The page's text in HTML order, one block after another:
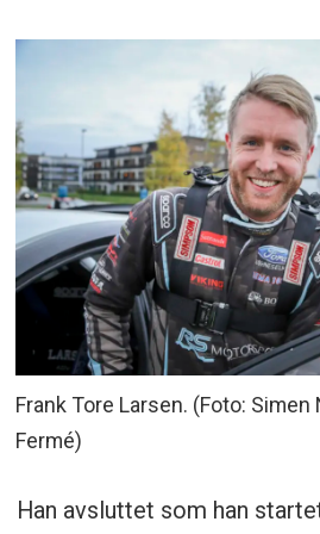
Frank Tore Larsen. (Foto:
Fermé)
Han avsluttet som han